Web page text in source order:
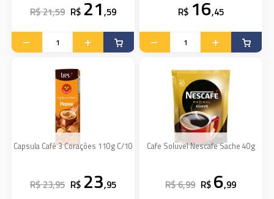
R$ 21,59 R$ 21,59 R$ 16,45
Capsula Café 3 Corações 110g C/10
R$ 23,95 R$ 23,95
Cafe Soluvel Nescafe Sache 40g
R$ 6,99 R$ 6,99